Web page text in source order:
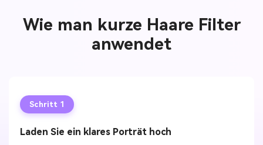
Wie man kurze Haare Filter
anwendet
Schritt 1
Laden Sie ein klares Porträt hoch